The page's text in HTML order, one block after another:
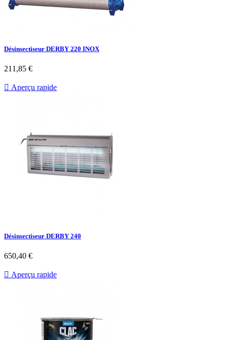
Désinsectiseur DERBY 220 INOX
Prix
211,85 €
 Aperçu rapide
Désinsectiseur DERBY 240
Prix
650,40 €
 Aperçu rapide